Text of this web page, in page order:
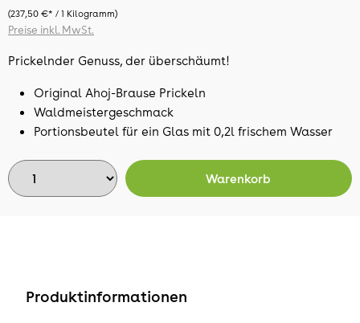
(237,50 €* / 1 Kilogramm)
Preise inkl. MwSt.
Prickelnder Genuss, der überschäumt!
Original Ahoj-Brause Prickeln
Waldmeistergeschmack
Portionsbeutel für ein Glas mit 0,2l frischem Wasser
Warenkorb
Produktinformationen